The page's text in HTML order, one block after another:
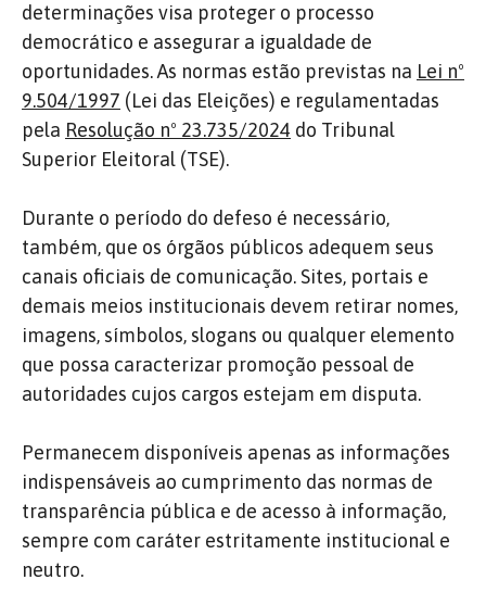
determinações visa proteger o processo
democrático e assegurar a igualdade de
oportunidades.As normas estão previstas na Lei nº
9.504/1997 (Lei das Eleições) e regulamentadas
pela Resolução nº 23.735/2024 do Tribunal
Superior Eleitoral (TSE).
Durante o período do defeso é necessário,
também, que os órgãos públicos adequem seus
canais oficiais de comunicação. Sites, portais e
demais meios institucionais devem retirar nomes,
imagens, símbolos, slogans ou qualquer elemento
que possa caracterizar promoção pessoal de
autoridades cujos cargos estejam em disputa.
Permanecem disponíveis apenas as informações
indispensáveis ao cumprimento das normas de
transparência pública e de acesso à informação,
sempre com caráter estritamente institucional e
neutro.